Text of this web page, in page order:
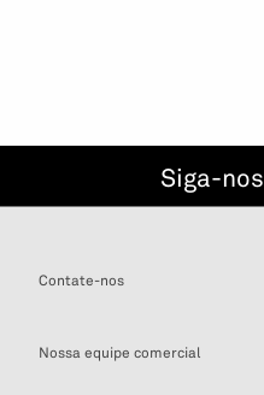
Siga-nos
Contate-nos
Nossa equipe comercial